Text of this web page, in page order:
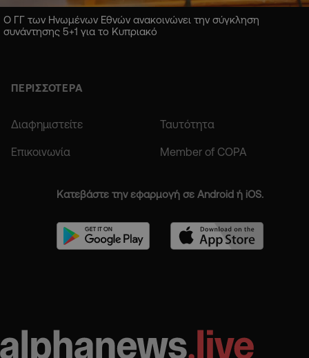
Ο ΓΓ των Ηνωμένων Εθνών ανακοινώνει την σύγκληση
συνάντησης 5+1 για το Κυπριακό
ΠΕΡΙΣΣΟΤΕΡΑ
Διαφημιστείτε Ταυτότητα
Επικοινωνία Member of COPA
Κατεβάστε την εφαρμογή σε Android ή iOS.